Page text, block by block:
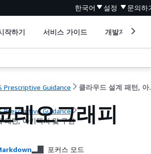
한국어 설정 문의하
작하기 서비스 가이드 개발자 도구
Prescriptive Guidance 클라
Prescriptive Guidance
패턴, 아키텍처 및 구현
레오그래피
포커스 모드